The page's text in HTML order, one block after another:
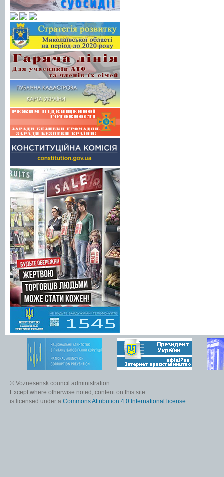
© Voznesensk council administration
Except where otherwise noted, content on this site
is licensed under a Commons Attribution 4.0 International license